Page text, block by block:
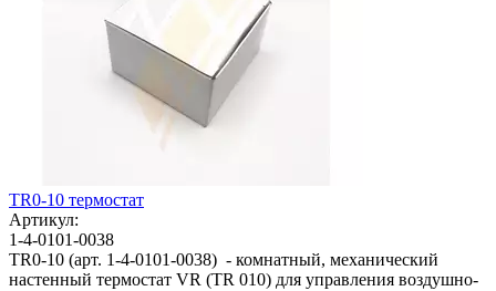
TR0-10 термостат
Артикул:
1-4-0101-0038
TR0-10 (арт. 1-4-0101-0038) - комнатный, механический
настенный термостат VR (TR 010) для управления воздушно-